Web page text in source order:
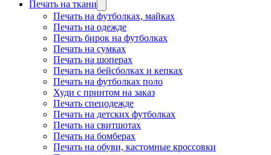
Печать на ткани
Печать на футболках, майках
Печать на одежде
Печать бирок на футболках
Печать на сумках
Печать на шоперах
Печать на бейсболках и кепках
Печать на футболках поло
Худи с принтом на заказ
Печать спецодежде
Печать на детских футболках
Печать на свитшотах
Печать на бомберах
Печать на обуви, кастомные кроссовки